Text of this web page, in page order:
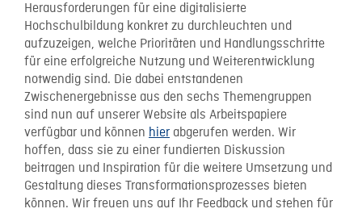
Herausforderungen für eine digitalisierte
Hochschulbildung konkret zu durchleuchten und
aufzuzeigen, welche Prioritäten und Handlungsschritte
für eine erfolgreiche Nutzung und Weiterentwicklung
notwendig sind. Die dabei entstandenen
Zwischenergebnisse aus den sechs Themengruppen
sind nun auf unserer Website als Arbeitspapiere
verfügbar und können hier abgerufen werden. Wir
hoffen, dass sie zu einer fundierten Diskussion
beitragen und Inspiration für die weitere Umsetzung und
Gestaltung dieses Transformationsprozesses bieten
können. Wir freuen uns auf Ihr Feedback und stehen für